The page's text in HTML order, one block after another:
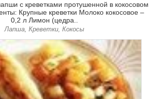
с креветками протушенной в кокосовом
Крупные креветки Молоко кокосовое –
0,2 л Лимон (цедра..
Лапша, Креветки, Кокосы